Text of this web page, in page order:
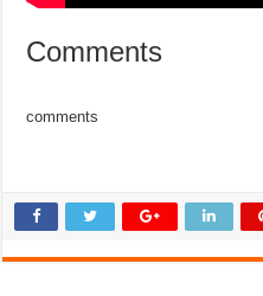
Comments
comments